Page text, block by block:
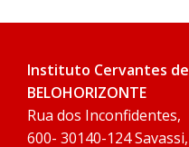
Instituto Cervantes de
BELOHORIZONTE
Rua dos Inconfidentes,
600- 30140-124 Savassi,